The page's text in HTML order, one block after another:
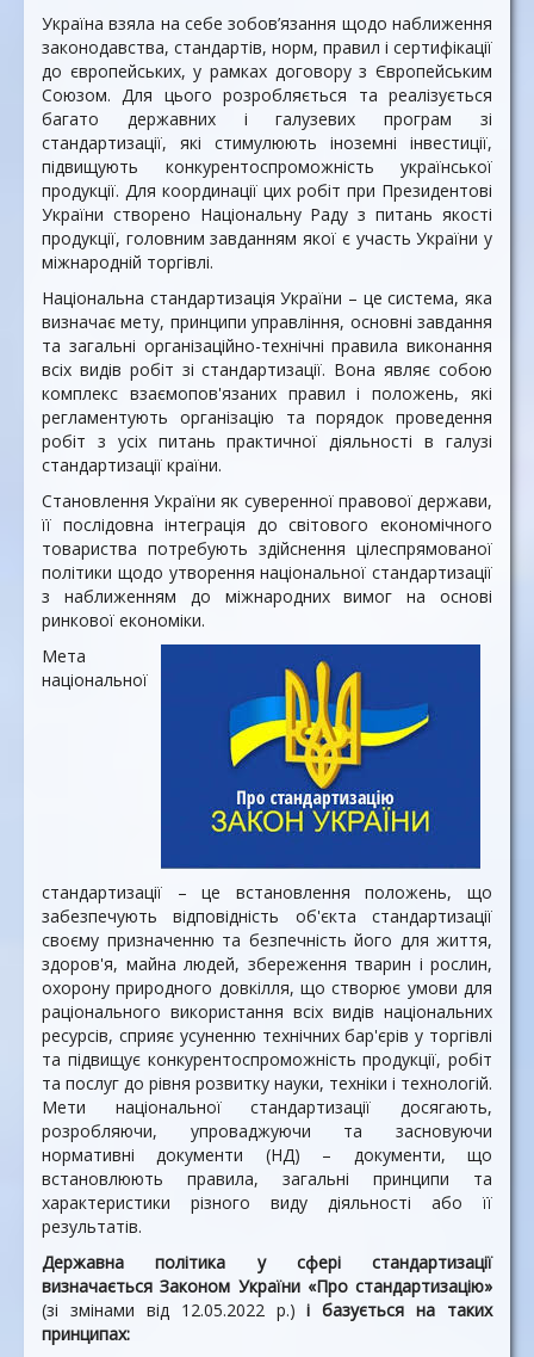
Україна взяла на себе зобов’язання щодо наближення
законодавства, стандартів, норм, правил і сертифікації
до європейських, у рамках договору з Європейським
Союзом. Для цього розробляється та реалізується
багато державних і галузевих програм зі
стандартизації, які стимулюють іноземні інвестиції,
підвищують конкурентоспроможність української
продукції. Для координації цих робіт при Президентові
України створено Національну Раду з питань якості
продукції, головним завданням якої є участь України у
міжнародній торгівлі.
Національна стандартизація України – це система, яка
визначає мету, принципи управління, основні завдання
та загальні організаційно-технічні правила виконання
всіх видів робіт зі стандартизації. Вона являє собою
комплекс взаємопов'язаних правил і положень, які
регламентують організацію та порядок проведення
робіт з усіх питань практичної діяльності в галузі
стандартизації країни.
Становлення України як суверенної правової держави,
її послідовна інтеграція до світового економічного
товариства потребують здійснення цілеспрямованої
політики щодо утворення національної стандартизації
з наближенням до міжнародних вимог на основі
ринкової економіки.
Мета
національної
стандартизації – це встановлення положень, що
забезпечують відповідність об'єкта стандартизації
своєму призначенню та безпечність його для життя,
здоров'я, майна людей, збереження тварин і рослин,
охорону природного довкілля, що створює умови для
раціонального використання всіх видів національних
ресурсів, сприяє усуненню технічних бар'єрів у торгівлі
та підвищує конкурентоспроможність продукції, робіт
та послуг до рівня розвитку науки, техніки і технологій.
Мети національної стандартизації досягають,
розробляючи, упроваджуючи та засновуючи
нормативні документи (НД) – документи, що
встановлюють правила, загальні принципи та
характеристики різного виду діяльності або її
результатів.
Державна політика у сфері стандартизації
визначається Законом України «Про стандартизацію»
(зі змінами від 12.05.2022 р.)і базується на таких
принципах: